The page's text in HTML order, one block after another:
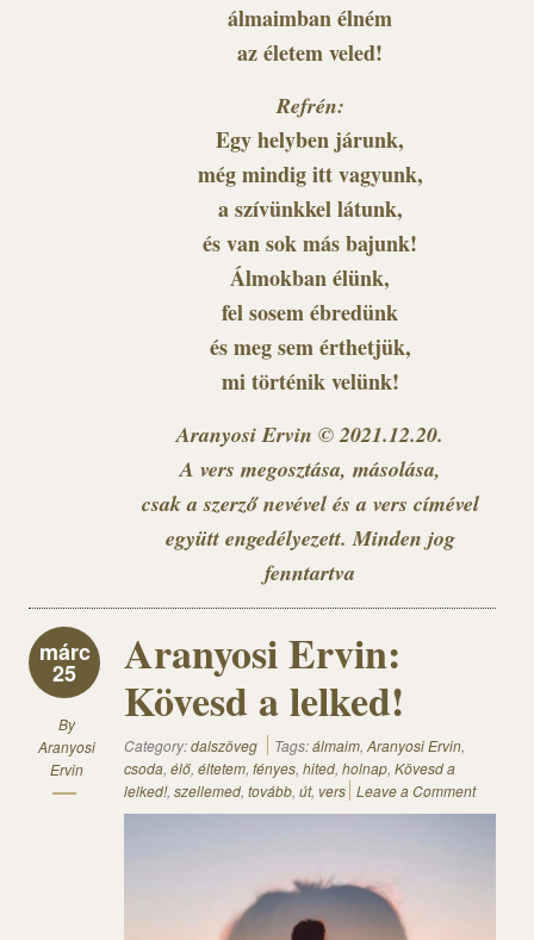
álmaimban élném
az életem veled!
Refrén:
Egy helyben járunk,
még mindig itt vagyunk,
a szívünkkel látunk,
és van sok más bajunk!
Álmokban élünk,
fel sosem ébredünk
és meg sem érthetjük,
mi történik velünk!
Aranyosi Ervin © 2021.12.20.
A vers megosztása, másolása,
csak a szerző nevével és a vers címével
együtt engedélyezett. Minden jog
fenntartva
márc
25
By
Aranyosi
Ervin
Aranyosi Ervin:
Kövesd a lelked!
Category:dalszöveg Tags:álmaim, Aranyosi Ervin,
csoda, élő, éltetem, fényes, hited, holnap, Kövesd a
lelked!, szellemed, tovább, út, vers Leave a Comment